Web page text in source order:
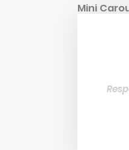
Mini